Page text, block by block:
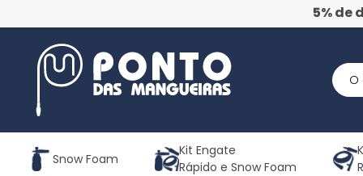
5% de
Snow Foam
Kit Engate
Rápido e Snow Foam